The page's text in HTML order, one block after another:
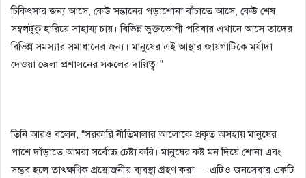
চিকিৎসার জন্য আসে, কেউ সন্তানের পড়াশোনা বাঁচাতে আসে, কেউ শেষ
সম্বলটুকু হারিয়ে সাহায্য চায়। বিভিন্ন ভুক্তভোগী পরিবার এখানে আসে তাদের
বিভিন্ন সমস্যার সমাধানের জন্য। মানুষের এই আস্থার জায়গাটিকে মর্যাদা
দেওয়া জেলা প্রশাসনের সকলের দায়িত্ব।”
তিনি আরও বলেন, “সরকারি নীতিমালার আলোকে প্রকৃত অসহায় মানুষের
পাশে দাঁড়াতে আমরা সর্বোচ্চ চেষ্টা করি। মানুষের কষ্ট মন দিয়ে শোনা এবং
সম্ভব হলে তাৎক্ষণিক প্রয়োজনীয় ব্যবস্থা গ্রহণ করা — এটিও জনসেবার একটি